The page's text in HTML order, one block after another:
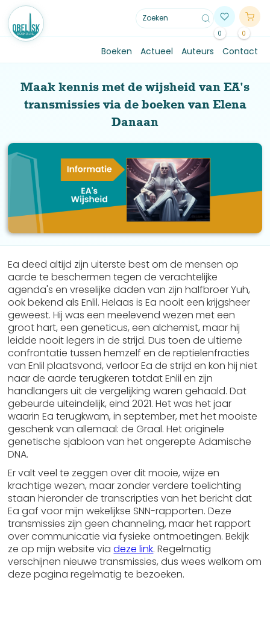
0 0
Boeken Actueel Auteurs Contact
Maak kennis met de wijsheid van EA's
transmissies via de boeken van Elena
Danaan
Ea deed altijd zijn uiterste best om de mensen op
aarde te beschermen tegen de verachtelijke
agenda's en vreselijke daden van zijn halfbroer Yuh,
ook bekend als Enlil. Helaas is Ea nooit een krijgsheer
geweest. Hij was een meelevend wezen met een
groot hart, een geneticus, een alchemist, maar hij
leidde nooit legers in de strijd. Dus toen de ultieme
confrontatie tussen hemzelf en de reptielenfracties
van Enlil plaatsvond, verloor Ea de strijd en kon hij niet
naar de aarde terugkeren totdat Enlil en zijn
handlangers uit de vergelijking waren gehaald. Dat
gebeurde uiteindelijk, eind 2021. Het was het jaar
waarin Ea terugkwam, in september, met het mooiste
geschenk van allemaal: de Graal. Het originele
genetische sjabloon van het ongerepte Adamische
DNA.
Er valt veel te zeggen over dit mooie, wijze en
krachtige wezen, maar zonder verdere toelichting
staan ​​hieronder de transcripties van het bericht dat
Ea gaf voor mijn wekelijkse SNN-rapporten. Deze
transmissies zijn geen channeling, maar het rapport
over communicatie via fysieke ontmoetingen. Bekijk
ze op mijn website viadeze link. Regelmatig
verschijnen nieuwe transmissies, dus wees welkom om
deze pagina regelmatig te bezoeken.